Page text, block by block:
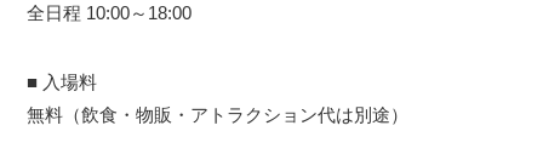
全日程 10:00～18:00
■ 入場料
無料（飲食・物販・アトラクション代は別途）